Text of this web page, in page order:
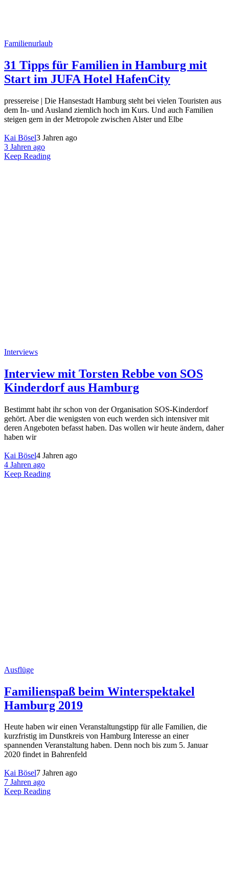
Familienurlaub
31 Tipps für Familien in Hamburg mit
Start im JUFA Hotel HafenCity
pressereise | Die Hansestadt Hamburg steht bei vielen Touristen aus
dem In- und Ausland ziemlich hoch im Kurs. Und auch Familien
steigen gern in der Metropole zwischen Alster und Elbe
Kai Bösel3 Jahren ago
3 Jahren ago
Keep Reading
Interviews
Interview mit Torsten Rebbe von SOS
Kinderdorf aus Hamburg
Bestimmt habt ihr schon von der Organisation SOS-Kinderdorf
gehört. Aber die wenigsten von euch werden sich intensiver mit
deren Angeboten befasst haben. Das wollen wir heute ändern, daher
haben wir
Kai Bösel4 Jahren ago
4 Jahren ago
Keep Reading
Ausflüge
Familienspaß beim Winterspektakel
Hamburg 2019
Heute haben wir einen Veranstaltungstipp für alle Familien, die
kurzfristig im Dunstkreis von Hamburg Interesse an einer
spannenden Veranstaltung haben. Denn noch bis zum 5. Januar
2020 findet in Bahrenfeld
Kai Bösel7 Jahren ago
7 Jahren ago
Keep Reading